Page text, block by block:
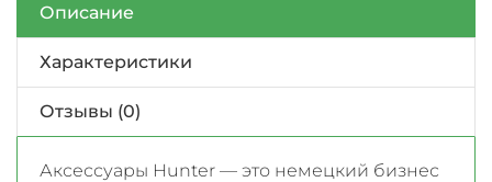
Описание
Характеристики
Отзывы (0)
Аксессуары Hunter — это немецкий бизнес